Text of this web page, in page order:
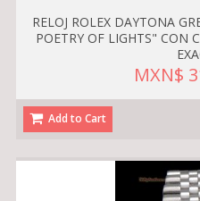
RELOJ ROLEX DAYTONA
POETRY OF LIGHTS" CON
MXN$
Add to Cart